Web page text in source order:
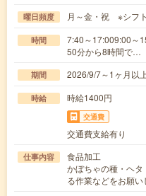
曜日頻度 月～金・祝 ※シフ
時間
7:40～17:009:00～
50分から8時間で…
期間 2026/9/7～1ヶ月以
時給 時給1400円
交通費
交通費支給有り
仕事内容
食品加工
かぼちゃの種・ヘ
る作業などをお願